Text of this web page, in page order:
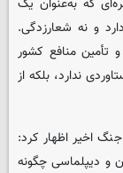
و نه شعارزدگی.
و تأمین منافع کشور
ندارد، بلکه از
اخیر اظهار کرد:
و دیپلماسی چگونه